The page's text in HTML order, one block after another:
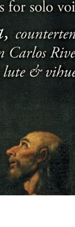
no sólo
cuerpo.